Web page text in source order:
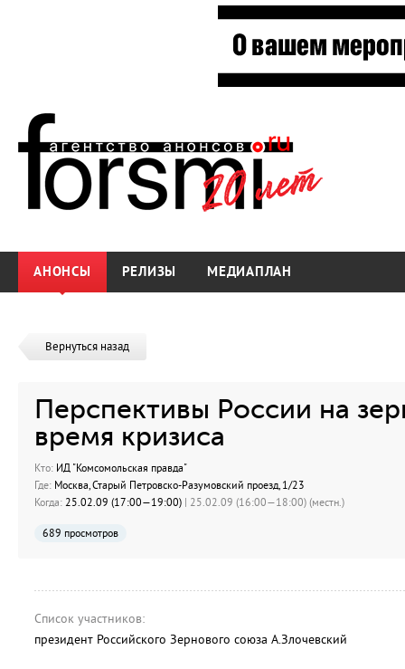
АНОНСЫ РЕЛИЗЫ МЕДИАПЛАН
Вернуться назад
Перспективы России на
время кризиса
Кто: ИД "Комсомольская правда"
Где: Москва, Старый Петровско-Разумовский проезд, 1/23
Когда: 25.02.09 (17:00—19:00) | 25.02.09 (16:00—18:00) (местн.)
689 просмотров
Список участников:
президент Российского Зернового союза А.Злочевский